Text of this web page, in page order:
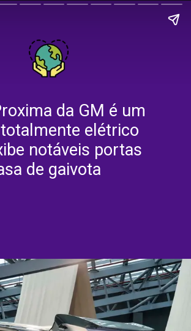
da GM é um
elétrico
notáveis portas
de gaivota